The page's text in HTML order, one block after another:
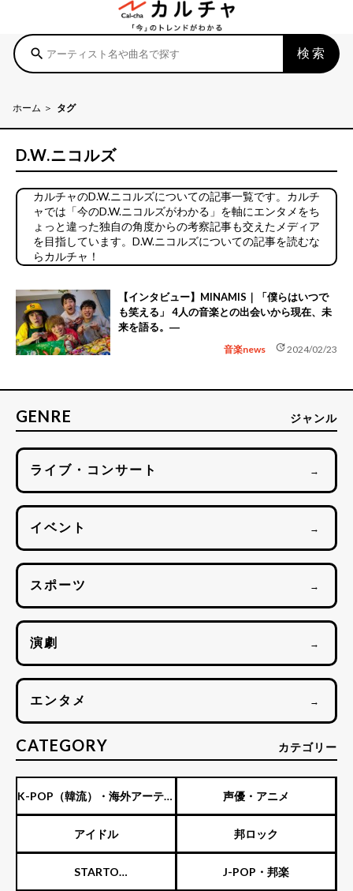
search 検索
ホーム タグ
D.W.ニコルズ
カルチャのD.W.ニコルズについての記事一覧です。カルチ
ャでは「今のD.W.ニコルズがわかる」を軸にエンタメをち
ょっと違った独自の角度からの考察記事も交えたメディア
を目指しています。D.W.ニコルズについての記事を読むな
らカルチャ！
【インタビュー】MINAMIS｜「僕らはいつで
も笑える」 4人の音楽との出会いから現在、未
来を語る。―
音楽news update2024/02/23
GENRE ジャンル
ライブ・コンサート →
イベント →
スポーツ →
演劇 →
エンタメ →
CATEGORY カテゴリー
K-POP（韓流）・海外アーティ
スト
声優・アニメ
アイドル 邦ロック
STARTO J-POP・邦楽